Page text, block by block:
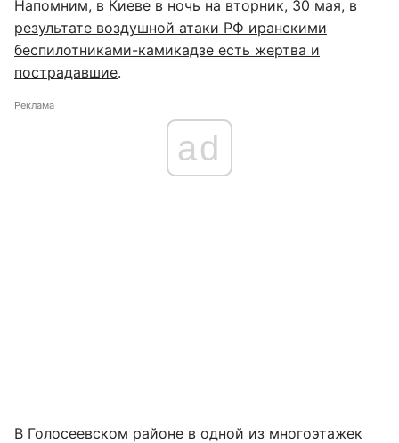
Напомним, в Киеве в ночь на вторник, 30 мая, в
результате воздушной атаки РФ иранскими
беспилотниками-камикадзе есть жертва и
пострадавшие.
Реклама
ad
В Голосеевском районе в одной из многоэтажек